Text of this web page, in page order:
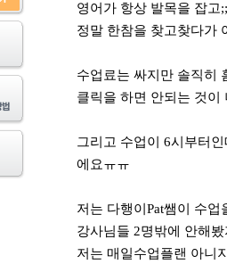
영어가 항상 발목을 잡고
정말 한참을 찾고찾다가
수업료는 싸지만 솔직히
클릭을 하면 안되는 것이
그리고 수업이 6시부터
에요ㅠㅠ
저는 다행이Pat쌤이 수
강사님들 2명밖에 안해
저는 매일수업플랜 아니